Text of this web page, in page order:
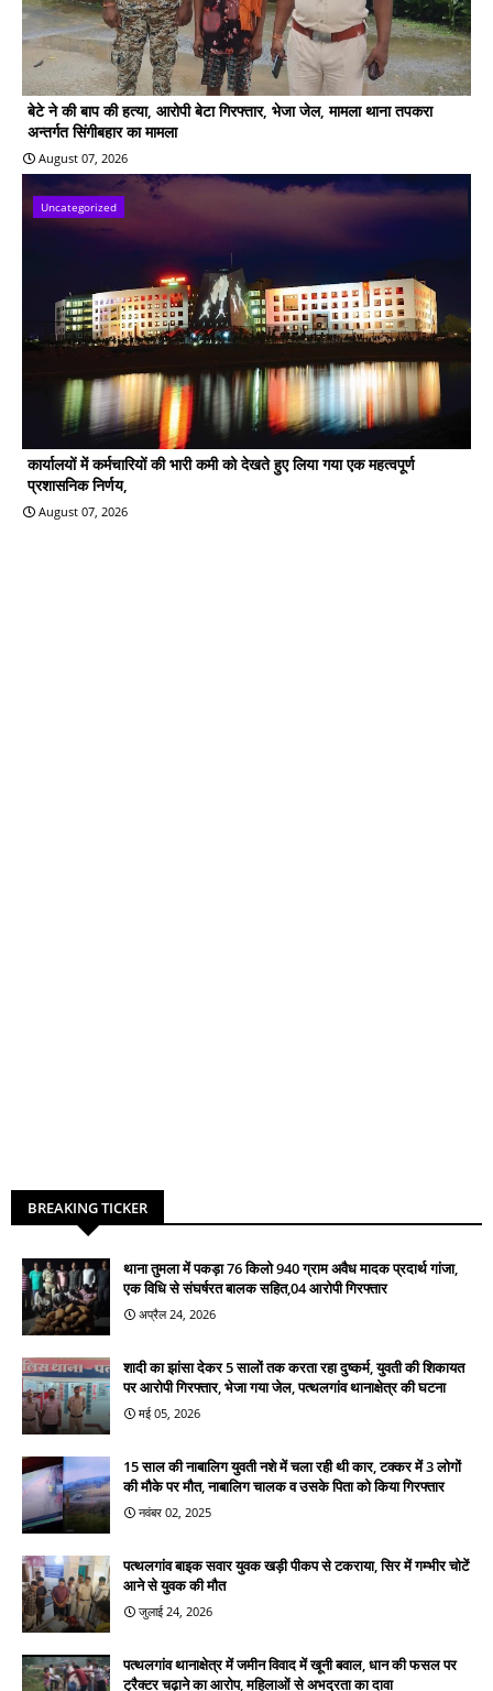
बेटे ने की बाप की हत्या, आरोपी बेटा गिरफ्तार, भेजा जेल, मामला थाना तपकरा
अन्तर्गत सिंगीबहार का मामला
August 07, 2026
Uncategorized
कार्यालयों में कर्मचारियों की भारी कमी को देखते हुए लिया गया एक महत्वपूर्ण
प्रशासनिक निर्णय,
August 07, 2026
BREAKING TICKER
थाना तुमला में पकड़ा 76 किलो 940 ग्राम अवैध मादक प्रदार्थ गांजा,
एक विधि से संघर्षरत बालक सहित,04 आरोपी गिरफ्तार
अप्रैल 24, 2026
शादी का झांसा देकर 5 सालों तक करता रहा दुष्कर्म, युवती की शिकायत
पर आरोपी गिरफ्तार, भेजा गया जेल, पत्थलगांव थानाक्षेत्र की घटना
मई 05, 2026
15 साल की नाबालिग युवती नशे में चला रही थी कार, टक्कर में 3 लोगों
की मौके पर मौत, नाबालिग चालक व उसके पिता को किया गिरफ्तार
नवंबर 02, 2025
पत्थलगांव बाइक सवार युवक खड़ी पीकप से टकराया, सिर में गम्भीर चोटें
आने से युवक की मौत
जुलाई 24, 2026
पत्थलगांव थानाक्षेत्र में जमीन विवाद में खूनी बवाल, धान की फसल पर
ट्रैक्टर चढ़ाने का आरोप, महिलाओं से अभद्रता का दावा